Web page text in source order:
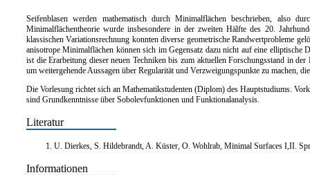
Seifenblasen werden mathematisch durch Minimalflächen beschrieben, also
Minimalflächentheorie wurde insbesondere in der zweiten Hälfte des 20.
klassischen Variationsrechnung konnten diverse geometrische Randwertprobleme
anisotrope Minimalflächen können sich im Gegensatz dazu nicht auf eine
ist die Erarbeitung dieser neuen Techniken bis zum aktuellen Forschungsstand in
um weitergehende Aussagen über Regularität und Verzweigungspunkte zu machen,
Die Vorlesung richtet sich an Mathematikstudenten (Diplom) des Hauptstudiums.
sind Grundkenntnisse über Sobolevfunktionen und Funktionalanalysis.
Literatur
U. Dierkes, S. Hildebrandt, A. Küster, O. Wohlrab, Minimal Surfaces I,II.
Informationen